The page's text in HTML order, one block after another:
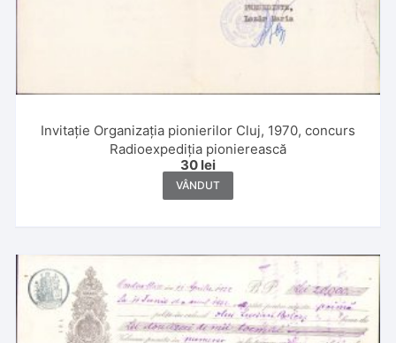
Invitație Organizația pionierilor Cluj, 1970, concurs
Radioexpediția pionierească
30 lei
VÂNDUT